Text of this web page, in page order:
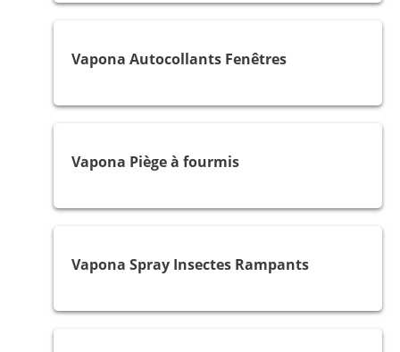
Mouches et mouches à fruits
Vapona Autocollants Fenêtres
Fourmis
Vapona Piège à fourmis
Fourmis, Araignées et Cafards
Vapona Spray Insectes Rampants
Fourmis